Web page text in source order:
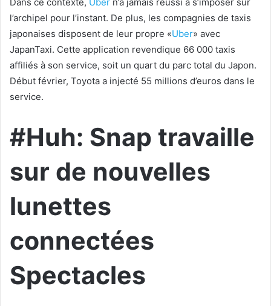
Dans ce contexte, Uber n’a jamais réussi à s’imposer sur
l’archipel pour l’instant. De plus, les compagnies de taxis
japonaises disposent de leur propre «Uber» avec
JapanTaxi. Cette application revendique 66 000 taxis
affiliés à son service, soit un quart du parc total du Japon.
Début février, Toyota a injecté 55 millions d’euros dans le
service.
#Huh: Snap travaille
sur de nouvelles
lunettes
connectées
Spectacles